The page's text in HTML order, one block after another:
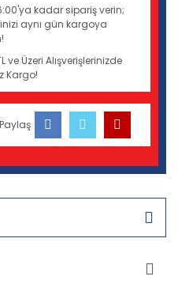
kadar sipariş verin;
aynı gün kargoya
ve Üzeri Alışverişlerinizde
Kargo!